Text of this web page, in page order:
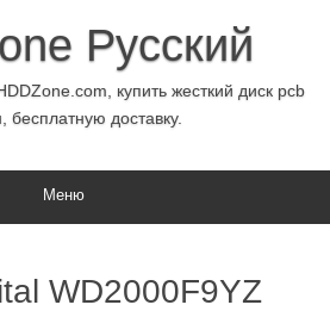
Русский
купить жесткий диск pcb
бесплатную доставку.
Меню
WD2000F9YZ